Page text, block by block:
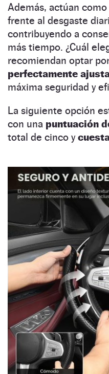
Además, actúan
frente al desgaste
contribuyendo a
más tiempo. ¿Cuál
recomiendan optar
perfectamente
máxima seguridad y
La siguiente opción
con una puntuación
total de cinco y